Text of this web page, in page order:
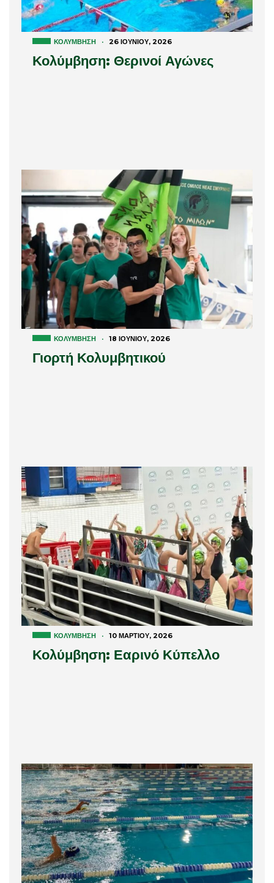
ΚΟΛΎΜΒΗΣΗ · 26 ΙΟΥΝΊΟΥ, 2026
Κολύμβηση: Θερινοί Αγώνες
ΚΟΛΎΜΒΗΣΗ · 18 ΙΟΥΝΊΟΥ, 2026
Γιορτή Κολυμβητικού
ΚΟΛΎΜΒΗΣΗ · 10 ΜΑΡΤΊΟΥ, 2026
Κολύμβηση: Εαρινό Κύπελλο